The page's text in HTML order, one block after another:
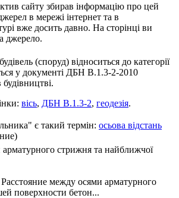
сайту збирав інформацію про цей
в мережі інтернет та в
вже досить давно. На сторінці ви
джерело.
(споруд) відноситься до категорії
у документі ДБН В.1.3-2-2010
вісь, ДБН В.1.3-2, геодезія.
є такий термін: осьова відстань
арматурного стрижня та найближчої
Расстояние между осями арматурного
поверхности бетон...